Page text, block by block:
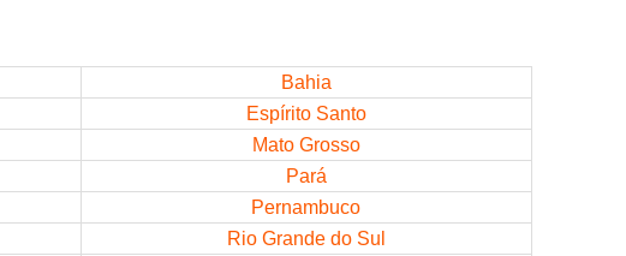
Bahia
Espírito Santo
Mato Grosso
Pará
Pernambuco
Rio Grande do Sul